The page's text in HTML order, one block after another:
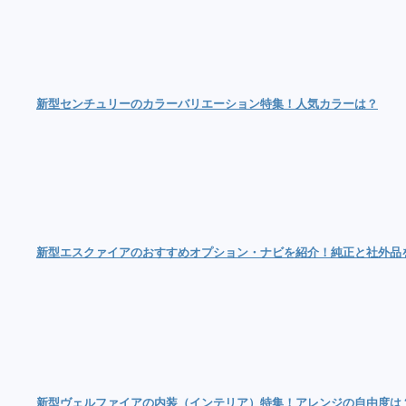
新型センチュリーのカラーバリエーション特集！人気カラーは？
新型エスクァイアのおすすめオプション・ナビを紹介！純正と社外品
新型ヴェルファイアの内装（インテリア）特集！アレンジの自由度は